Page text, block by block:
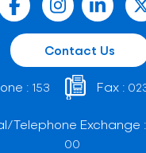
Contact Us
: 153 Fax :
Telephone Exchange :
00